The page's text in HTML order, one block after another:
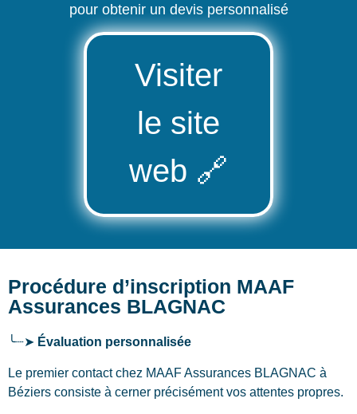
pour obtenir un devis personnalisé
Visiter
le site
web 🔗
Procédure d’inscription MAAF
Assurances BLAGNAC
╰┈➤ Évaluation personnalisée
Le premier contact chez MAAF Assurances BLAGNAC à
Béziers consiste à cerner précisément vos attentes propres.